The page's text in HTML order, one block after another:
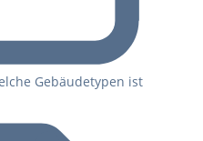
Gebäudetypen ist